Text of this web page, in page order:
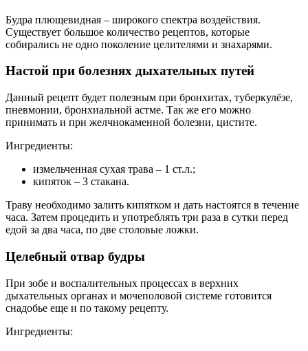
Будра плющевидная – широкого спектра воздействия.
Существует большое количество рецептов, которые
собирались не одно поколение целителями и знахарями.
Настой при болезнях дыхательных путей
Данный рецепт будет полезным при бронхитах, туберкулёзе,
пневмонии, бронхиальной астме. Так же его можно
принимать и при желчнокаменной болезни, цистите.
Ингредиенты:
измельченная сухая трава – 1 ст.л.;
кипяток – 3 стакана.
Траву необходимо залить кипятком и дать настоятся в течение
часа. Затем процедить и употреблять три раза в сутки перед
едой за два часа, по две столовые ложки.
Целебный отвар будры
При зобе и воспалительных процессах в верхних
дыхательных органах и мочеполовой системе готовится
снадобье еще и по такому рецепту.
Ингредиенты: